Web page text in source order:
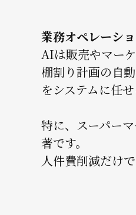
業務オペレーシ
AIは販売やマー
棚割り計画の自
をシステムに任
特に、スーパー
著です。
人件費削減だけ